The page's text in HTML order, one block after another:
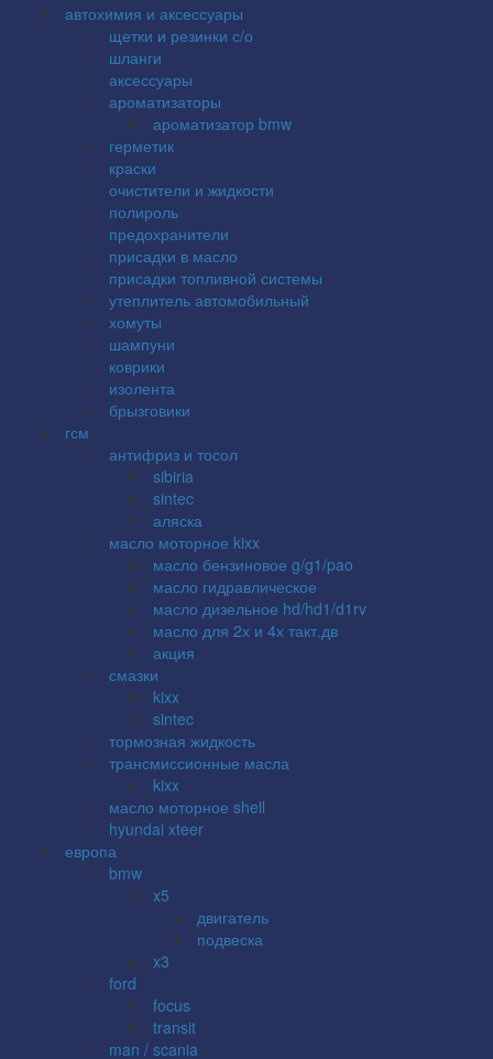
автохимия и аксессуары
щетки и резинки с/о
шланги
аксессуары
ароматизаторы
ароматизатор bmw
герметик
краски
очистители и жидкости
полироль
предохранители
присадки в масло
присадки топливной системы
утеплитель автомобильный
хомуты
шампуни
коврики
изолента
брызговики
гсм
антифриз и тосол
sibiria
sintec
аляска
масло моторное kixx
масло бензиновое g/g1/pao
масло гидравлическое
масло дизельное hd/hd1/d1rv
масло для 2х и 4х такт.дв
акция
смазки
kixx
sintec
тормозная жидкость
трансмиссионные масла
kixx
масло моторное shell
hyundai xteer
европа
bmw
x5
двигатель
подвеска
x3
ford
focus
transit
man / scania